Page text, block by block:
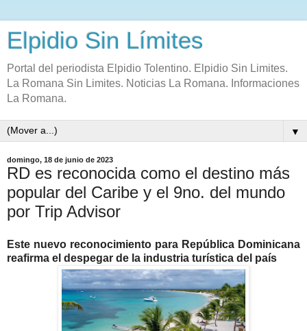
Elpidio Sin Límites
Portal del periodista Elpidio Tolentino. Elpidio Sin Limites.
La Romana Sin Limites. Noticias La Romana. Informaciones
La Romana.
▼
domingo, 18 de junio de 2023
RD es reconocida como el destino más
popular del Caribe y el 9no. del mundo
por Trip Advisor
Este nuevo reconocimiento para República Dominicana
reafirma el despegar de la industria turística del país